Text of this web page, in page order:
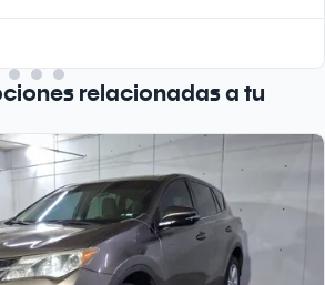
relacionadas a tu